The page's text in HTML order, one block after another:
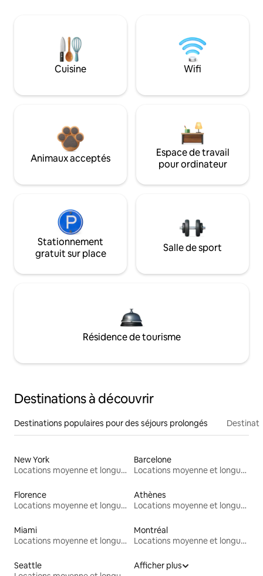
Cuisine Wifi
Animaux acceptés
Espace de travail
pour ordinateur
Stationnement
gratuit sur place
Salle de sport
Résidence de tourisme
Destinations à découvrir
Destinations populaires pour des séjours prolongés
New York
Locations moyenne et longue durée
Barcelone
Locations moyenne et longue durée
Florence
Locations moyenne et longue durée
Athènes
Locations moyenne et longue durée
Miami
Locations moyenne et longue durée
Montréal
Locations moyenne et longue durée
Seattle
Afficher plus